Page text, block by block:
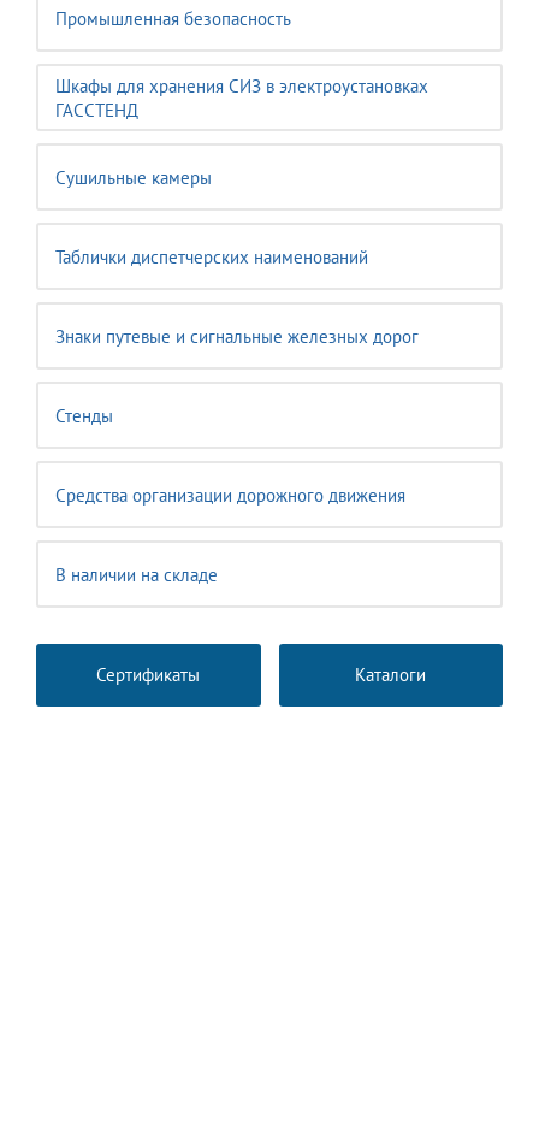
Промышленная безопасность
Шкафы для хранения СИЗ в электроустановках
ГАССТЕНД
Сушильные камеры
Таблички диспетчерских наименований
Знаки путевые и сигнальные железных дорог
Стенды
Средства организации дорожного движения
В наличии на складе
Сертификаты Каталоги